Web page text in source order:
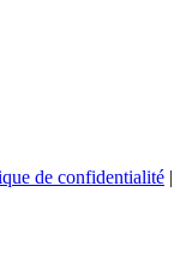
de confidentialité |